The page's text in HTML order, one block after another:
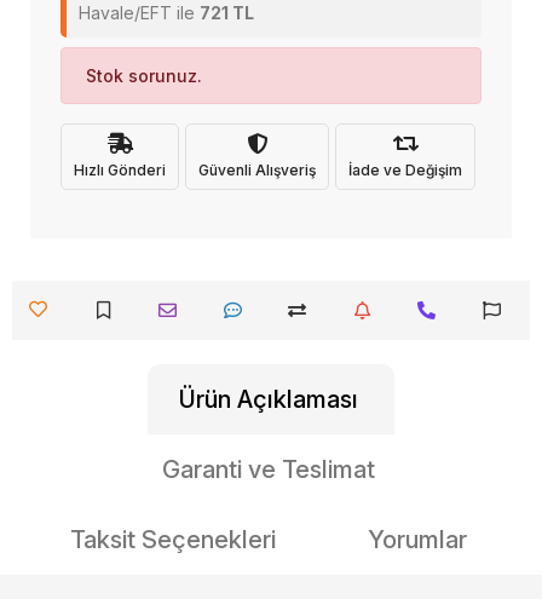
Havale/EFT ile 721 TL
Stok sorunuz.
Hızlı Gönderi Güvenli Alışveriş İade ve Değişim
Ürün Açıklaması
Garanti ve Teslimat
Taksit Seçenekleri Yorumlar